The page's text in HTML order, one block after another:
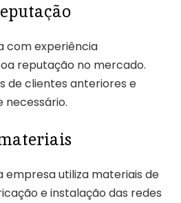
com experiência
reputação no mercado.
de clientes anteriores e
necessário.
empresa utiliza materiais de
e instalação das redes